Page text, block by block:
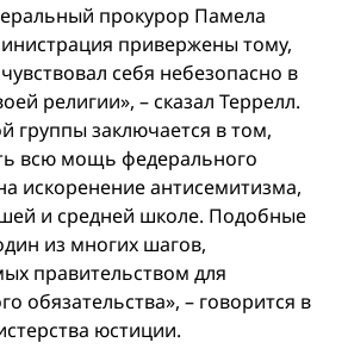
прокурор Памела
привержены тому,
себя небезопасно в
религии», – сказал Террелл.
группы заключается в том,
всю мощь федерального
искоренение антисемитизма,
и средней школе. Подобные
из многих шагов,
правительством для
обязательства», – говорится в
юстиции.